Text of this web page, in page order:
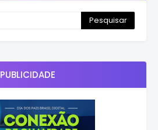
PUBLICIDADE